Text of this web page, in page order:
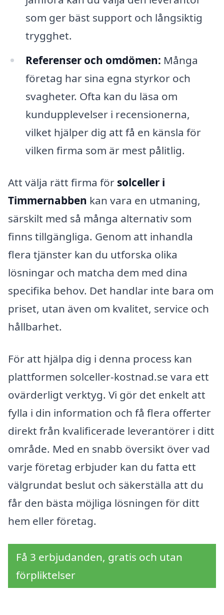
som ger bäst support och långsiktig
trygghet.
Referenser och omdömen: Många
företag har sina egna styrkor och
svagheter. Ofta kan du läsa om
kundupplevelser i recensionerna,
vilket hjälper dig att få en känsla för
vilken firma som är mest pålitlig.
Att välja rätt firma för solceller i
Timmernabben kan vara en utmaning,
särskilt med så många alternativ som
finns tillgängliga. Genom att inhandla
flera tjänster kan du utforska olika
lösningar och matcha dem med dina
specifika behov. Det handlar inte bara om
priset, utan även om kvalitet, service och
hållbarhet.
För att hjälpa dig i denna process kan
plattformen solceller-kostnad.se vara ett
ovärderligt verktyg. Vi gör det enkelt att
fylla i din information och få flera offerter
direkt från kvalificerade leverantörer i ditt
område. Med en snabb översikt över vad
varje företag erbjuder kan du fatta ett
välgrundat beslut och säkerställa att du
får den bästa möjliga lösningen för ditt
hem eller företag.
Få 3 erbjudanden, gratis och utan
förpliktelser